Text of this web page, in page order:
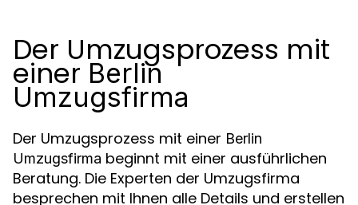
Der Umzugsprozess mit
einer Berlin
Umzugsfirma
Der Umzugsprozess mit einer Berlin
Umzugsfirma beginnt mit einer ausführlichen
Beratung. Die Experten der Umzugsfirma
besprechen mit Ihnen alle Details und erstellen